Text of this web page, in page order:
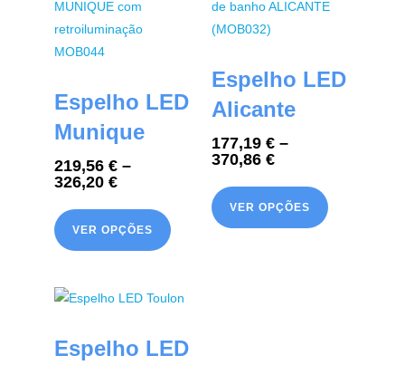
Espelho LED
Munique
219,56 € –
326,20 €
VER OPÇÕES
Espelho LED
Alicante
177,19 € –
370,86 €
VER OPÇÕES
Espelho LED